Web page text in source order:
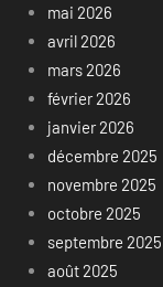
mai 2026
avril 2026
mars 2026
février 2026
janvier 2026
décembre 2025
novembre 2025
octobre 2025
septembre 2025
août 2025